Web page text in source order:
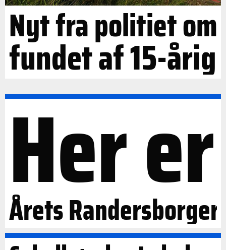
Nyt fra politiet om
fundet af 15-årig
Her er
Årets Randersborger